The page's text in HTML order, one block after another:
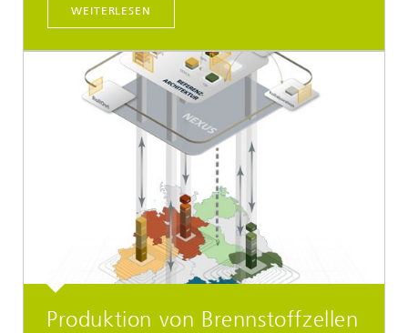
WEITERLESEN
Produktion von Brennstoffzellen